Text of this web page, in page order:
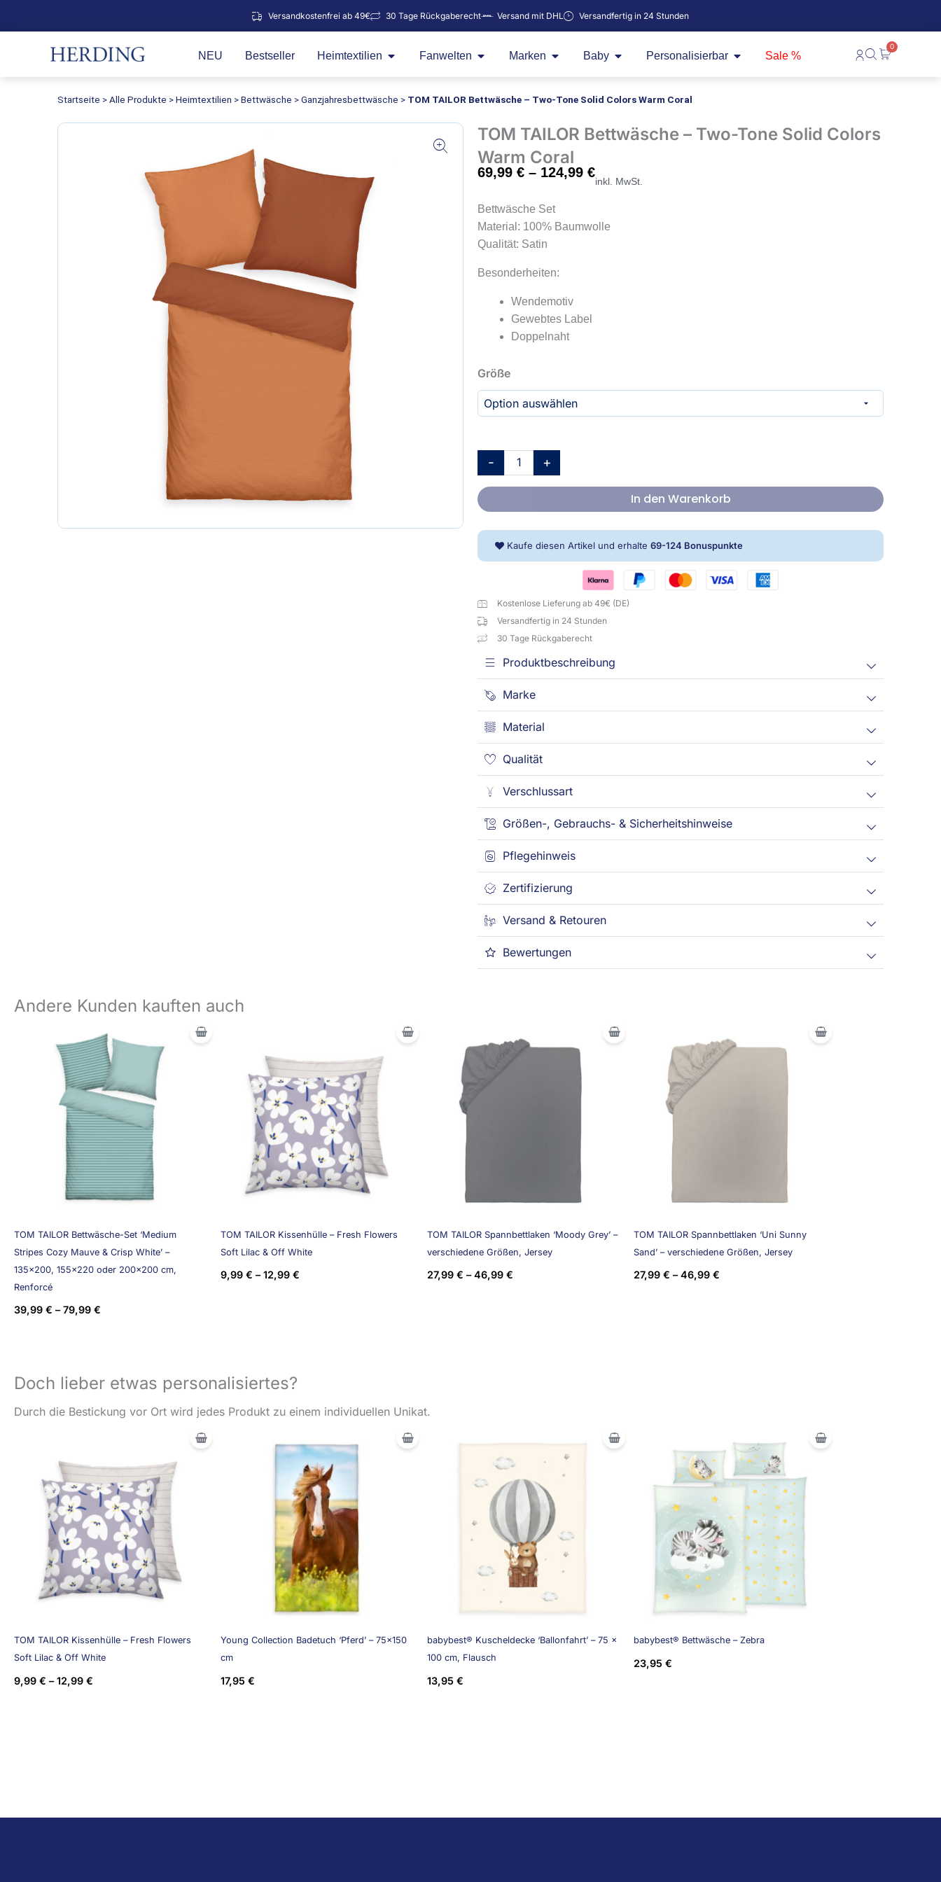
Versandkostenfrei ab 49€ 30 Tage Rückgaberecht Versand mit DHL Versandfertig in 24 Stunden
NEU Bestseller Heimtextilien Öffne Heimtextilien
Fanwelten Öffne Fanwelten
Marken Öffne Marken
Baby Öffne BabyPersonalisierbar Öffne Personalisierbar
Sale %
0
Warenkorb
Startseite >Alle Produkte >Heimtextilien >Bettwäsche >Ganzjahresbettwäsche > TOM TAILOR Bettwäsche – Two-Tone Solid Colors Warm Coral
TOM TAILOR Bettwäsche – Two-Tone Solid Colors
Warm Coral
69,99 € – 124,99 €
inkl. MwSt.
Bettwäsche Set
Material: 100% Baumwolle
Qualität: Satin
Besonderheiten:
Wendemotiv
Gewebtes Label
Doppelnaht
Größe
-
TOM
TAILOR
Bettwäsche
Solid
Colors
Warm
Coral
Menge
+
In den Warenkorb
Kaufe diesen Artikel und erhalte 69-124 Bonuspunkte
Kostenlose Lieferung ab 49€ (DE)
Versandfertig in 24 Stunden
30 Tage Rückgaberecht
Produktbeschreibung
Marke
Material
Qualität
Verschlussart
Größen-, Gebrauchs- & Sicherheitshinweise
Pflegehinweis
Zertifizierung
Versand & Retouren
Bewertungen
Andere Kunden kauften auch
TOM TAILOR Bettwäsche-Set ‘Medium
Stripes Cozy Mauve & Crisp White’ –
135×200, 155×220 oder 200×200 cm,
Renforcé
39,99 € –79,99 €
TOM TAILOR Kissenhülle – Fresh Flowers
Soft Lilac & Off White
9,99 € –12,99 €
TOM TAILOR Spannbettlaken ‘Moody Grey’ –
verschiedene Größen, Jersey
27,99 € –46,99 €
TOM TAILOR Spannbettlaken ‘Uni Sunny
Sand’ – verschiedene Größen, Jersey
27,99 € –46,99 €
Doch lieber etwas personalisiertes?
Durch die Bestickung vor Ort wird jedes Produkt zu einem individuellen Unikat.
TOM TAILOR Kissenhülle – Fresh Flowers
Soft Lilac & Off White
9,99 € –12,99 €
Young Collection Badetuch ‘Pferd’ – 75×150
cm
17,95 €
babybest® Kuscheldecke ‘Ballonfahrt’ – 75 x
100 cm, Flausch
13,95 €
babybest® Bettwäsche – Zebra
23,95 €